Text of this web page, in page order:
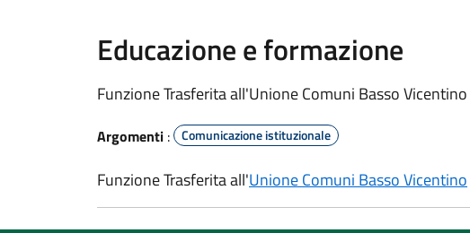
Educazione e formazione
Funzione Trasferita all'Unione Comuni Basso Vicentino
Argomenti : Comunicazione istituzionale
Funzione Trasferita all'Unione Comuni Basso Vicentino